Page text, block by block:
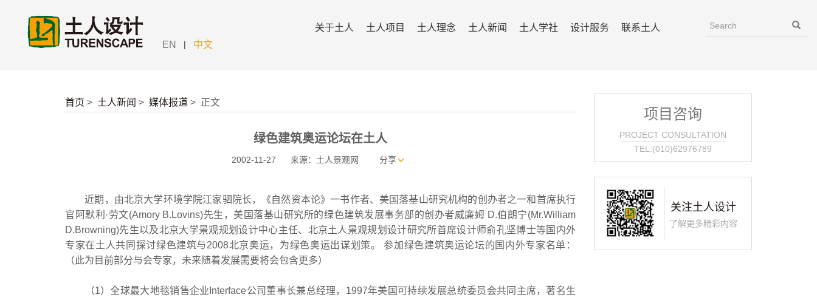
EN | 中文
关于土人 土人项目 土人理念 土人新闻 土人学社 设计服务 联系土人
首页 > 土人新闻 > 媒体报道 > 正文
绿色建筑奥运论坛在土人
2002-11-27 来源：土人景观网 分享
近期，由北京大学环境学院江家驷院长，《自然资本论》一书作者、美国落基山研究机构的创办者之一和首席执行
官阿默利·劳文(Amory B.Lovins)先生，美国落基山研究所的绿色建筑发展事务部的创办者威廉姆 D.伯朗宁(Mr.William
D.Browning)先生以及北京大学景观规划设计中心主任、北京土人景观规划设计研究所首席设计师俞孔坚博士等国内外
专家在土人共同探讨绿色建筑与2008北京奥运，为绿色奥运出谋划策。 参加绿色建筑奥运论坛的国内外专家名单：
（此为目前部分与会专家，未来随着发展需要将会包含更多）
（1）全球最大地毯销售企业Interface公司董事长兼总经理，1997年美国可持续发展总统委员会共同主席，著名生
项目咨询
PROJECT CONSULTATION
TEL:(010)62976789
关注土人设计
了解更多精彩内容